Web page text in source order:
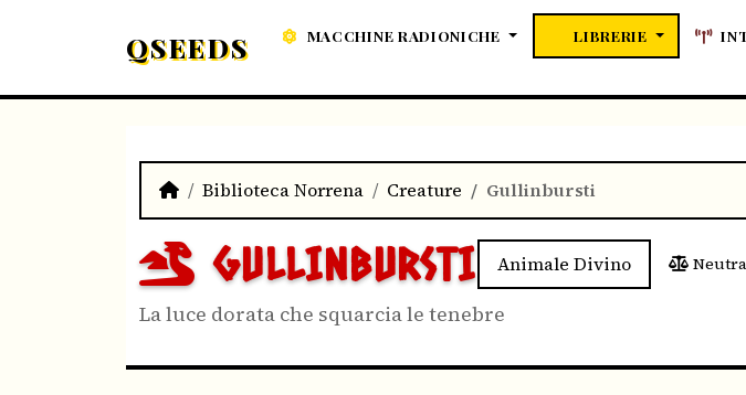
QSEEDS MACCHINE RADIONICHE LIBRERIE
Biblioteca Norrena Creature Gullinbursti
GULLINBURSTI Animale Divino
La luce dorata che squarcia le tenebre